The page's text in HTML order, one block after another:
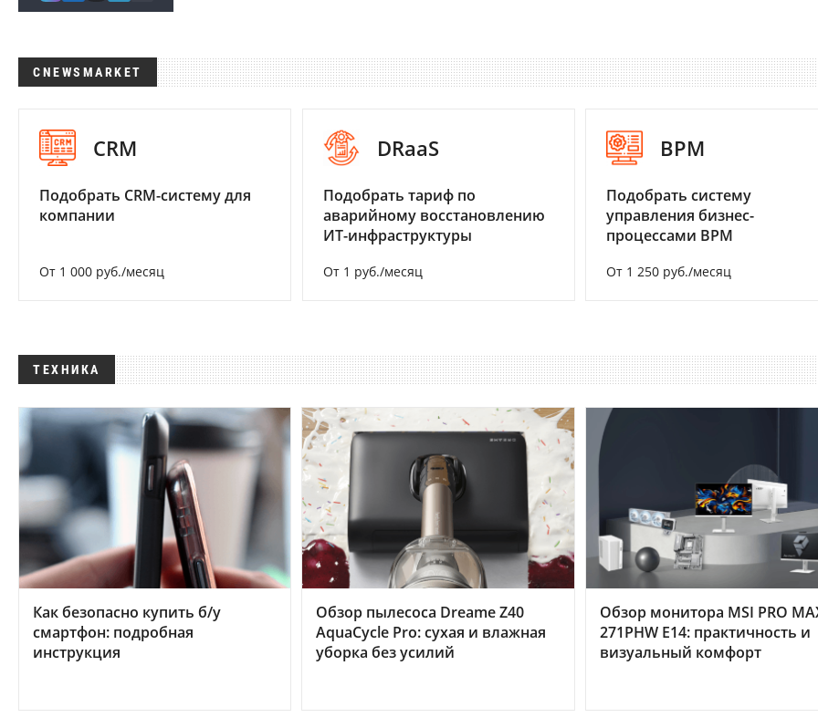
CNEWSMARKET
CRM
Подобрать CRM-систему для
компании
От 1 000 руб./месяц
DRaaS
Подобрать тариф по
аварийному восстановлению
ИТ-инфраструктуры
От 1 руб./месяц
BPM
Подобрать систему
управления бизнес-
процессами BPM
От 1 250 руб./месяц
ТЕХНИКА
Как безопасно купить б/у
смартфон: подробная
инструкция
Обзор пылесоса Dreame Z40
AquaCycle Pro: сухая и влажная
уборка без усилий
Обзор монитора MSI PRO
271PHW E14: практичность и
визуальный комфорт